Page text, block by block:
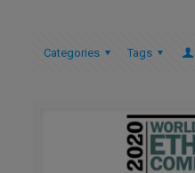
Categories Tags